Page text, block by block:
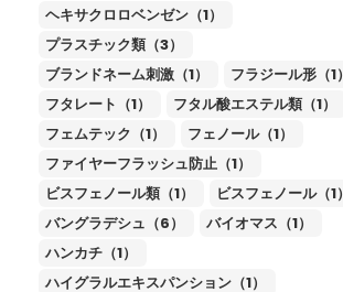
ヘキサクロロベンゼン（1）
プラスチック類（3）
ブランドネーム刺激（1）
フラジール形（1）
フタレート（1）
フタル酸エステル類（1）
フェムテック（1）
フェノール（1）
ファイヤーフラッシュ防止（1）
ビスフェノール類（1）
ビスフェノール（1）
バングラデシュ（6）
バイオマス（1）
ハンカチ（1）
ハイグラルエキスパンション（1）